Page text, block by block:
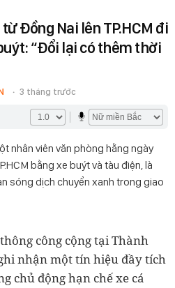
Đồng Nai lên TP.HCM đi
“Đổi lại có thêm thời
3 tháng trước
nhân viên văn phòng hằng ngày
bằng xe buýt và tàu điện, là
sóng dịch chuyển xanh trong giao
công cộng tại Thành
nhận một tín hiệu đầy tích
chủ động hạn chế xe cá